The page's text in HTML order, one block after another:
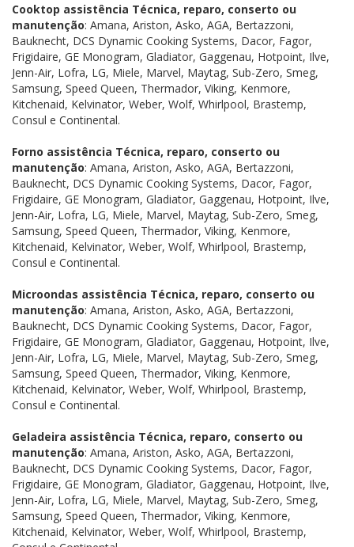
Cooktop assistência Técnica, reparo, conserto ou
manutenção: Amana, Ariston, Asko, AGA, Bertazzoni,
Bauknecht, DCS Dynamic Cooking Systems, Dacor, Fagor,
Frigidaire, GE Monogram, Gladiator, Gaggenau, Hotpoint, Ilve,
Jenn-Air, Lofra, LG, Miele, Marvel, Maytag, Sub-Zero, Smeg,
Samsung, Speed Queen, Thermador, Viking, Kenmore,
Kitchenaid, Kelvinator, Weber, Wolf, Whirlpool, Brastemp,
Consul e Continental.
Forno assistência Técnica, reparo, conserto ou
manutenção: Amana, Ariston, Asko, AGA, Bertazzoni,
Bauknecht, DCS Dynamic Cooking Systems, Dacor, Fagor,
Frigidaire, GE Monogram, Gladiator, Gaggenau, Hotpoint, Ilve,
Jenn-Air, Lofra, LG, Miele, Marvel, Maytag, Sub-Zero, Smeg,
Samsung, Speed Queen, Thermador, Viking, Kenmore,
Kitchenaid, Kelvinator, Weber, Wolf, Whirlpool, Brastemp,
Consul e Continental.
Microondas assistência Técnica, reparo, conserto ou
manutenção: Amana, Ariston, Asko, AGA, Bertazzoni,
Bauknecht, DCS Dynamic Cooking Systems, Dacor, Fagor,
Frigidaire, GE Monogram, Gladiator, Gaggenau, Hotpoint, Ilve,
Jenn-Air, Lofra, LG, Miele, Marvel, Maytag, Sub-Zero, Smeg,
Samsung, Speed Queen, Thermador, Viking, Kenmore,
Kitchenaid, Kelvinator, Weber, Wolf, Whirlpool, Brastemp,
Consul e Continental.
Geladeira assistência Técnica, reparo, conserto ou
manutenção: Amana, Ariston, Asko, AGA, Bertazzoni,
Bauknecht, DCS Dynamic Cooking Systems, Dacor, Fagor,
Frigidaire, GE Monogram, Gladiator, Gaggenau, Hotpoint, Ilve,
Jenn-Air, Lofra, LG, Miele, Marvel, Maytag, Sub-Zero, Smeg,
Samsung, Speed Queen, Thermador, Viking, Kenmore,
Kitchenaid, Kelvinator, Weber, Wolf, Whirlpool, Brastemp,